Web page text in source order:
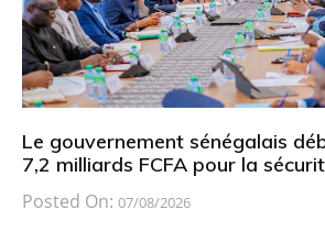
Le gouvernement sénégalais
7,2 milliards FCFA pour la
Posted On: 07/08/2026